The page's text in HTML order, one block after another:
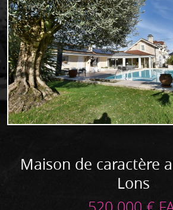
Maison de caractère
Lons